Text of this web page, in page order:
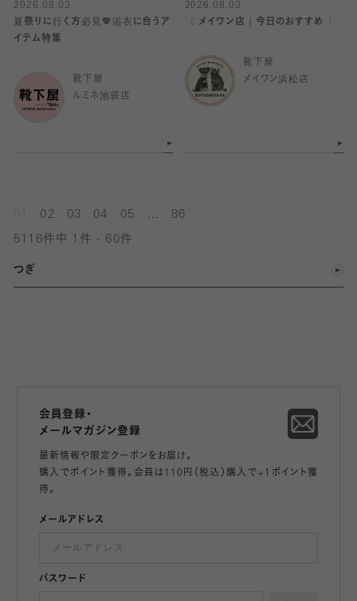
2026.08.03
夏祭りに行く方必見💖浴衣に合うア
イテム特集
靴下屋
ルミネ池袋店
2026.08.03
〈 メイワン店｜今日のおすすめ 〉
靴下屋
メイワン浜松店
02 03 04 05 86
5116件中 1件 - 60件
つぎ
会員登録・
メールマガジン登録
最新情報や限定クーポンをお届け。
購入でポイント獲得。会員は110円（税込）購入で+1ポイント獲
得。
メールアドレス
パスワード